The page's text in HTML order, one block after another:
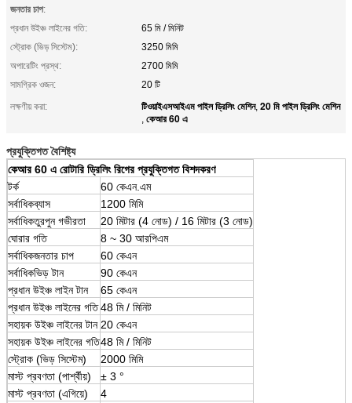
জনতার চাপ:
প্রধান উইঞ্চ লাইনের গতি:
65 মি / মিনিট
স্ট্রোক (ভিড় সিস্টেম):
3250 মিমি
অপারেটিং প্রস্থ:
2700 মিমি
সামগ্রিক ওজন:
20 টি
লক্ষণীয় করা:
টিওয়াইএসআইএম পাইল ড্রিলিং মেশিন, 20 মি পাইল ড্রিলিং মেশিন
, কেআর 60 এ
প্রযুক্তিগত বৈশিষ্ট্য
কেআর 60 এ রোটারি ড্রিলিং রিগের প্রযুক্তিগত বিশদকরণ
টর্ক
60 কেএন.এম
সর্বাধিকব্যাস
1200 মিমি
সর্বাধিকতুরপুন গভীরতা
20 মিটার (4 নোড) / 16 মিটার (3 নোড)
ঘোরার গতি
8 ~ 30 আরপিএম
সর্বাধিকজনতার চাপ
60 কেএন
সর্বাধিকভিড় টান
90 কেএন
প্রধান উইঞ্চ লাইন টান
65 কেএন
প্রধান উইঞ্চ লাইনের গতি48 মি / মিনিট
সহায়ক উইঞ্চ লাইনের টান 20 কেএন
সহায়ক উইঞ্চ লাইনের গতি48 মি / মিনিট
স্ট্রোক (ভিড় সিস্টেম)
2000 মিমি
মাস্ট প্রবণতা (পার্শ্বীয়)
± 3 °
মাস্ট প্রবণতা (এগিয়ে)
4